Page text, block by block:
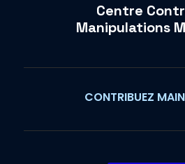
Centre
Manipulations
CONTRIBUEZ